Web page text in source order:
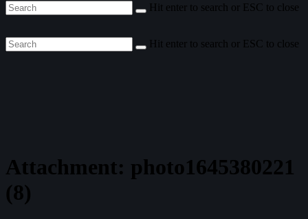
Hit enter to search or ESC to close
Hit enter to search or ESC to close
Attachment: photo1645380221
(8)